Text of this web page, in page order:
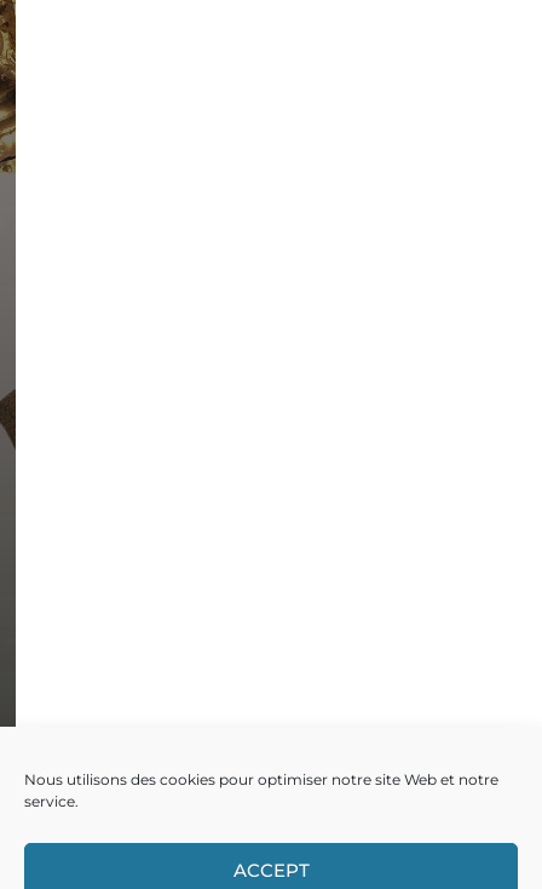
Nous utilisons des cookies pour optimiser notre site Web et notre
service.
ACCEPT
DANS L’ATELIER